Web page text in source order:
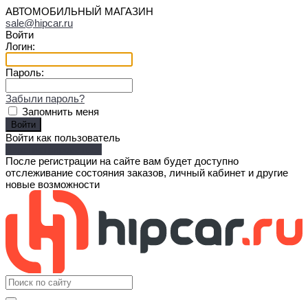
АВТОМОБИЛЬНЫЙ МАГАЗИН
sale@hipcar.ru
Войти
Логин:
Пароль:
Забыли пароль?
Запомнить меня
Войти как пользователь
После регистрации на сайте вам будет доступно
отслеживание состояния заказов, личный кабинет и другие
новые возможности